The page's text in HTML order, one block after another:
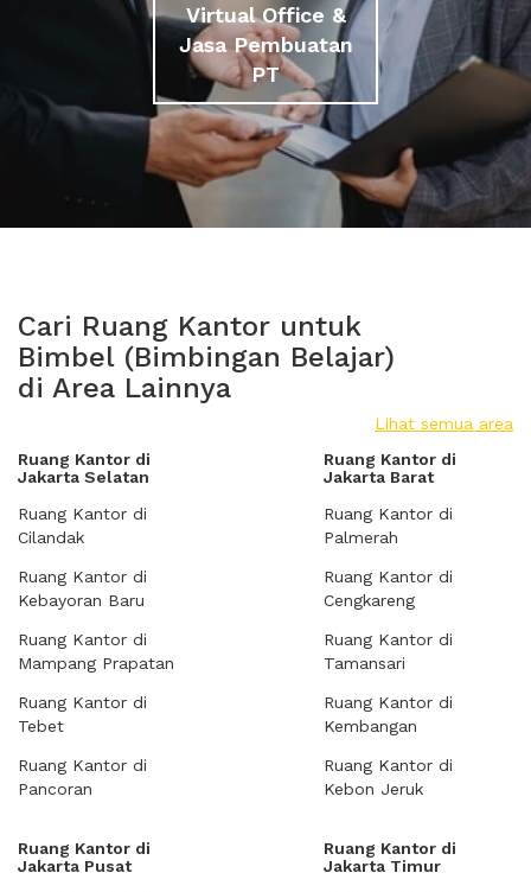
Virtual Office &
Jasa Pembuatan
PT
Cari Ruang Kantor untuk
Bimbel (Bimbingan Belajar)
di Area Lainnya
Lihat semua area
Ruang Kantor di
Jakarta Selatan
Ruang Kantor di
Cilandak
Ruang Kantor di
Kebayoran Baru
Ruang Kantor di
Mampang Prapatan
Ruang Kantor di
Tebet
Ruang Kantor di
Pancoran
Ruang Kantor di
Jakarta Barat
Ruang Kantor di
Palmerah
Ruang Kantor di
Cengkareng
Ruang Kantor di
Tamansari
Ruang Kantor di
Kembangan
Ruang Kantor di
Kebon Jeruk
Ruang Kantor di
Jakarta Pusat
Ruang Kantor di
Jakarta Timur